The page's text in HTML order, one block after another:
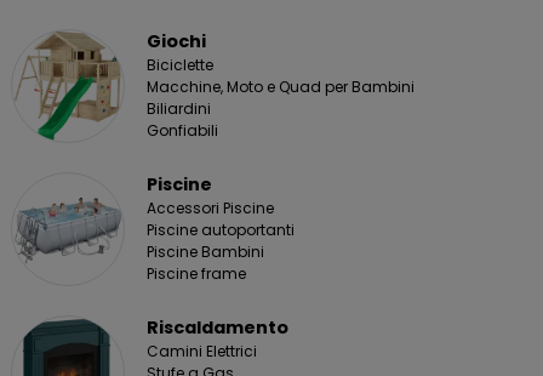
Giochi
Biciclette
Macchine, Moto e Quad per Bambini
Biliardini
Gonfiabili
Piscine
Accessori Piscine
Piscine autoportanti
Piscine Bambini
Piscine frame
Riscaldamento
Camini Elettrici